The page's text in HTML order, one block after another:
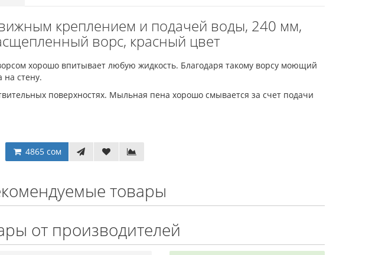
креплением и подачей воды, 240 мм,
ворс, красный цвет
хорошо впитывает любую жидкость. Благодаря такому ворсу моющий
на стену.
поверхностях. Мыльная пена хорошо смывается за счет подачи
4865 сом
товары
от производителей